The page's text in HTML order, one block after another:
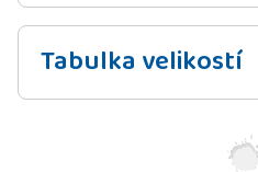
Tabulka velikostí